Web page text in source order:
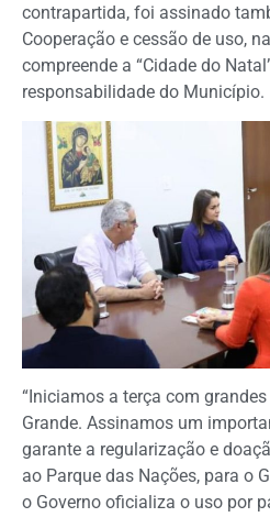
contrapartida, foi assinado
Cooperação e cessão de uso,
compreende a “Cidade do
responsabilidade do Município.
“Iniciamos a terça com
Grande. Assinamos um
garante a regularização e
ao Parque das Nações, para o
o Governo oficializa o uso por